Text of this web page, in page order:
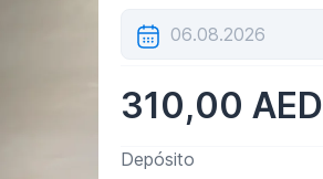
310,00 AED
Depósito